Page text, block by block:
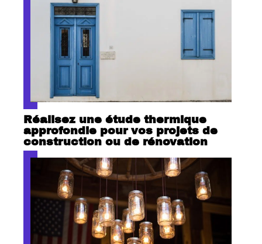
Réalisez une étude thermique
approfondie pour vos projets de
construction ou de rénovation